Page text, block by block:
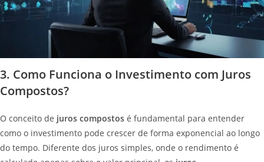
3. Como Funciona o Investimento com Juros
Compostos?
O conceito de juros compostos é fundamental para entender
como o investimento pode crescer de forma exponencial ao longo
do tempo. Diferente dos juros simples, onde o rendimento é